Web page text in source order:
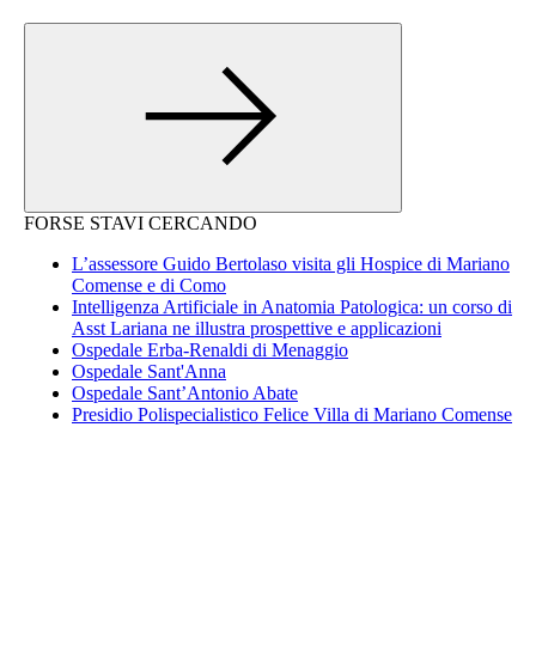
FORSE STAVI CERCANDO
L’assessore Guido Bertolaso visita gli Hospice di Mariano
Comense e di Como
Intelligenza Artificiale in Anatomia Patologica: un corso di
Asst Lariana ne illustra prospettive e applicazioni
Ospedale Erba-Renaldi di Menaggio
Ospedale Sant'Anna
Ospedale Sant’Antonio Abate
Presidio Polispecialistico Felice Villa di Mariano Comense